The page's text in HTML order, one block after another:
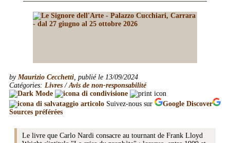
by Maurizio Cecchetti, publié le 13/09/2024
Catégories: Livres/Avis de non-responsabilité
Suivez-nous sur Google Discover
Sources préférées
Le livre que Carlo Nardi consacre au tournant de Frank Lloyd